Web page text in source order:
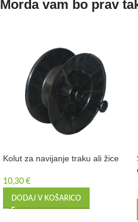
Morda vam bo prav
Kolut za navijanje traku ali žice
10,30 €
DODAJ V KOŠARICO